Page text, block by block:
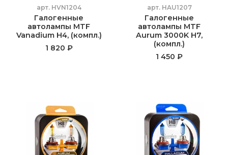
арт. HVN1204
Галогенные
автолампы MTF
Vanadium H4, (компл.)
1 820 ₽
арт. HAU1207
Галогенные
автолампы MTF
Aurum 3000K H7,
(компл.)
1 450 ₽